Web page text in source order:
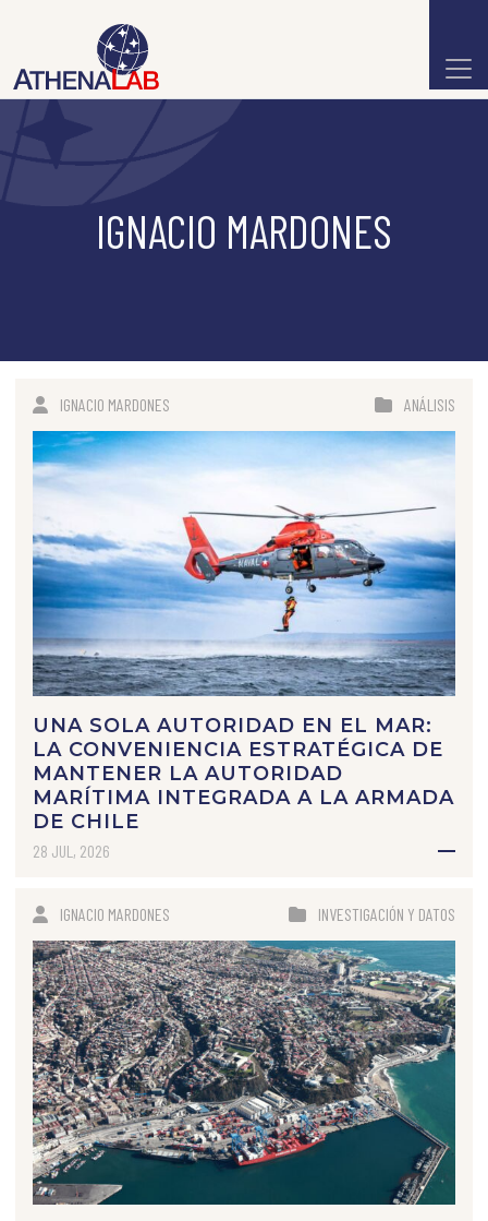
IGNACIO MARDONES
IGNACIO MARDONES ANÁLISIS
UNA SOLA AUTORIDAD EN EL MAR:
LA CONVENIENCIA ESTRATÉGICA DE
MANTENER LA AUTORIDAD
MARÍTIMA INTEGRADA A LA ARMADA
DE CHILE
28 JUL, 2026
IGNACIO MARDONES INVESTIGACIÓN Y DATOS